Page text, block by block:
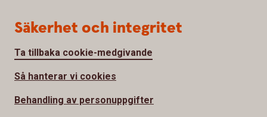
Säkerhet och integritet
Ta tillbaka cookie-medgivande
Så hanterar vi cookies
Behandling av personuppgifter